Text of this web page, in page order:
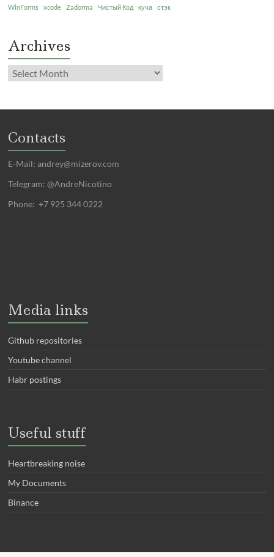
WinForms
xcode Zadorma Чистый Код куча стэк
Archives
Contacts
E-Mail:andrey@mizerov.com
Telegram: @AndreNicotino
Phone: +7 925 344 0222
Media links
Github repositories
Youtube channel
Habr postings
Useful stuff
Heartbreaking noise
My Documents
Binance